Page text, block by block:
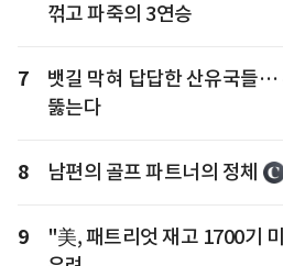
꺾고 파죽의 3연승
7
뱃길 막혀 답답한 산유국들…
뚫는다
8 남편의 골프 파트너의 정체
9
"美, 패트리엇 재고 1700기